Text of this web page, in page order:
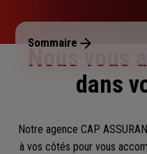
Dimanche : Fermé
Sommaire
Nous vous
dans
Notre agence CAP
à vos côtés pour vous